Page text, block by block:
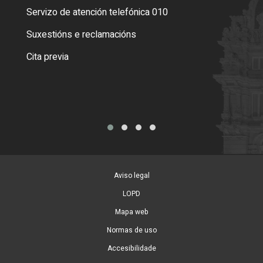
Servizo de atención telefónica 010
Suxestións e reclamacións
Cita previa
Aviso legal
LOPD
Mapa web
Normas de uso
Accesibilidade